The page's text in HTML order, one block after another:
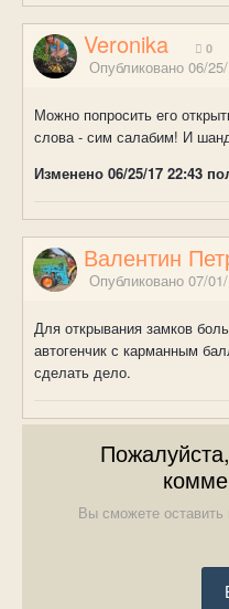
Veronika 0
Опубликовано 06/
Можно попросить его
слова - сим салабим! И
Изменено 06/25/17 22:43
Валентин
Опубликовано 07/
Для открывания замков
автогенчик с карманным
сделать дело.
Вы сможете